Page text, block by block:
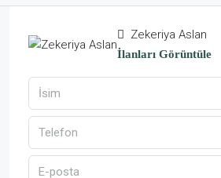
Zekeriya Aslan
İlanları Görüntüle